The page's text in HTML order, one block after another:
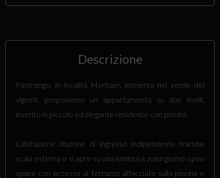
Descrizione
Pastrengo, in località Montaer, immerso nel verde dei
vigneti, proponiamo un appartamento su due livelli,
inserito in piccolo ed elegante residence con piscina.
L'abitazione dispone di ingresso indipendente tramite
scala esterna e si apre su una luminosa zona giorno open
space con accesso al terrazzo affacciato sulla piscina e